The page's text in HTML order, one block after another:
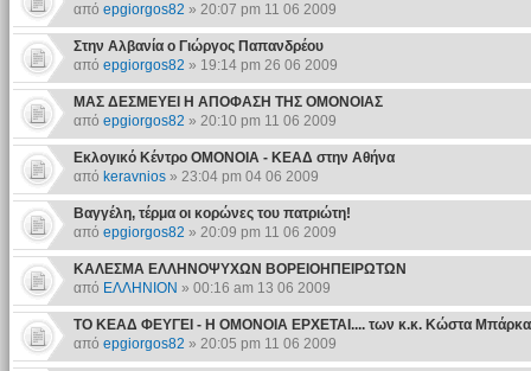
από epgiorgos82 » 20:07 pm 11 06 2009
Στην Αλβανία ο Γιώργος Παπανδρέου
από epgiorgos82 » 19:14 pm 26 06 2009
ΜΑΣ ΔΕΣΜΕΥΕΙ Η ΑΠΟΦΑΣΗ ΤΗΣ ΟΜΟΝΟΙΑΣ
από epgiorgos82 » 20:10 pm 11 06 2009
Εκλογικό Κέντρο ΟΜΟΝΟΙΑ - ΚΕΑΔ στην Αθήνα
από keravnios» 23:04 pm 04 06 2009
Βαγγέλη, τέρμα οι κορώνες του πατριώτη!
από epgiorgos82 » 20:09 pm 11 06 2009
ΚΑΛΕΣΜΑ ΕΛΛΗΝΟΨΥΧΩΝ ΒΟΡΕΙΟΗΠΕΙΡΩΤΩΝ
από ΕΛΛΗΝΙΟΝ » 00:16 am 13 06 2009
ΤΟ ΚΕΑΔ ΦΕΥΓΕΙ - Η ΟΜΟΝΟΙΑ ΕΡΧΕΤΑΙ.... των κ.κ. Κώστα Μπάρκα
από epgiorgos82 » 20:05 pm 11 06 2009